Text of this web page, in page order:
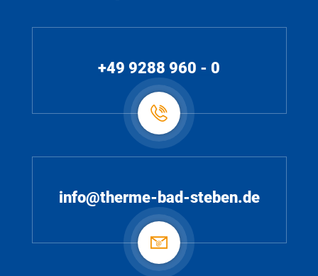
+49 9288 960 - 0
info@therme-bad-steben.de